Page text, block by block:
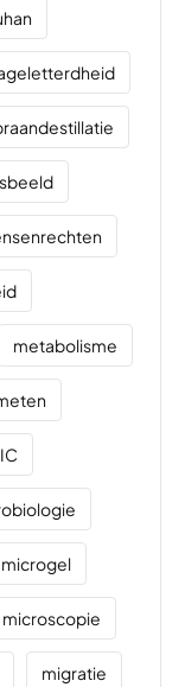
metabolisme
microgel
microscopie
migratie